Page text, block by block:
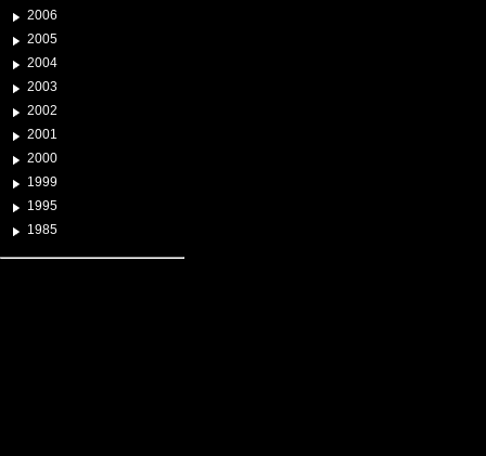
2006
2005
2004
2003
2002
2001
2000
1999
1995
1985